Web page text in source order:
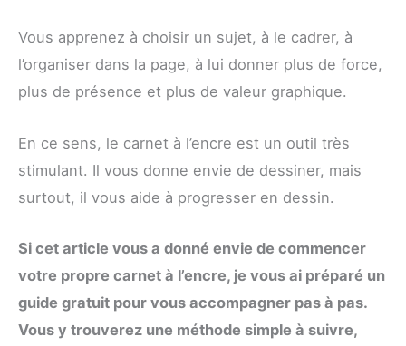
Vous apprenez à choisir un sujet, à le cadrer, à
l’organiser dans la page, à lui donner plus de force,
plus de présence et plus de valeur graphique.
En ce sens, le carnet à l’encre est un outil très
stimulant. Il vous donne envie de dessiner, mais
surtout, il vous aide à progresser en dessin.
Si cet article vous a donné envie de commencer
votre propre carnet à l’encre, je vous ai préparé un
guide gratuit pour vous accompagner pas à pas.
Vous y trouverez une méthode simple à suivre,